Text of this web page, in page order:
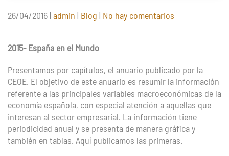
26/04/2016| admin | Blog | No hay comentarios
gráficos
2015- España en el Mundo
Presentamos por capítulos, el anuario publicado por la
CEOE. El objetivo de este anuario es resumir la información
referente a las principales variables macroeconómicas de la
economía española, con especial atención a aquellas que
interesan al sector empresarial. La información tiene
periodicidad anual y se presenta de manera gráfica y
también en tablas. Aquí publicamos las primeras.